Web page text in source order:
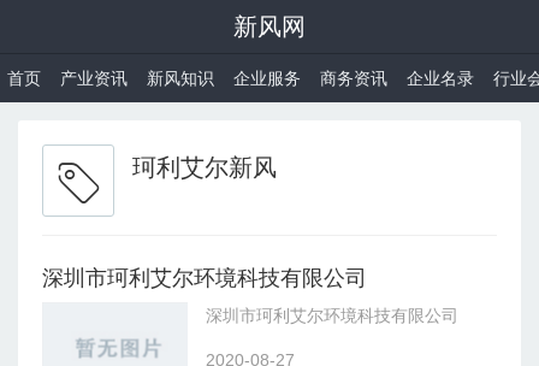
新风网
首页 产业资讯 新风知识 企业服务 商务资讯 企业名录 行业
珂利艾尔新风
深圳市珂利艾尔环境科技有限公司
深圳市珂利艾尔环境科技有限公司
2020-08-27